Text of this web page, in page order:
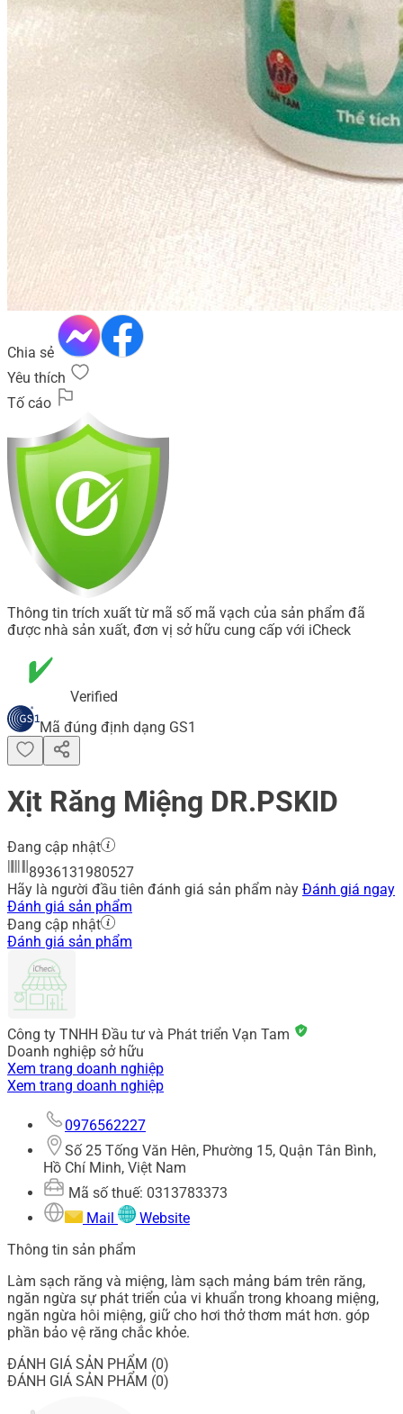
Chia sẻ
Yêu thích
Tố cáo
Thông tin trích xuất từ mã số mã vạch của sản phẩm đã
được nhà sản xuất, đơn vị sở hữu cung cấp với iCheck
Verified
Mã đúng định dạng GS1
Xịt Răng Miệng DR.PSKID
Đang cập nhật
8936131980527
Hãy là người đầu tiên đánh giá sản phẩm này Đánh giá ngay
Đánh giá sản phẩm
Đang cập nhật
Đánh giá sản phẩm
Công ty TNHH Đầu tư và Phát triển Vạn Tam
Doanh nghiệp sở hữu
Xem trang doanh nghiệp
Xem trang doanh nghiệp
0976562227
Số 25 Tống Văn Hên, Phường 15, Quận Tân Bình,
Hồ Chí Minh, Việt Nam
Mã số thuế: 0313783373
Mail
Website
Thông tin sản phẩm
Làm sạch răng và miệng, làm sạch mảng bám trên răng,
ngăn ngừa sự phát triển của vi khuẩn trong khoang miệng,
ngăn ngừa hôi miệng, giữ cho hơi thở thơm mát hơn. góp
phần bảo vệ răng chắc khỏe.
ĐÁNH GIÁ SẢN PHẨM (0)
ĐÁNH GIÁ SẢN PHẨM (0)